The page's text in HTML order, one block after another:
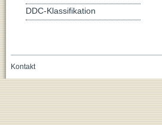
DDC-Klassifikation
Kontakt